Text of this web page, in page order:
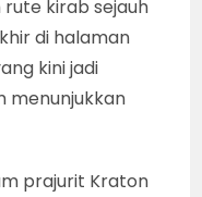
kirab sejauh
di halaman
kini jadi
menunjukkan
prajurit Kraton